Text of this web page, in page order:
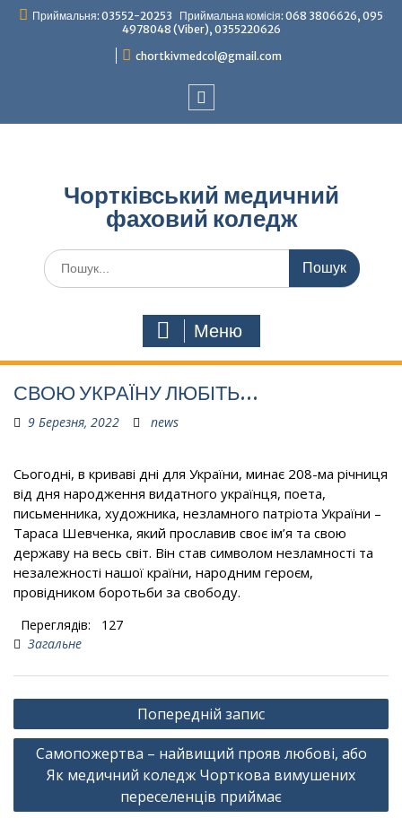
ПерейтиПриймальня: 03552-20253 Приймальна комісія: 068 3806626, 095
4978048 (Viber), 0355220626
chortkivmedcol@gmail.com
Чортківський медичний
фаховий коледж
Шукати:
Меню
СВОЮ УКРАЇНУ ЛЮБІТЬ…
9 Березня, 2022 news
Сьогодні, в криваві дні для України, минає 208-ма річниця
від дня народження видатного українця, поета,
письменника, художника, незламного патріота України –
Тараса Шевченка, який прославив своє ім’я та свою
державу на весь світ. Він став символом незламності та
незалежності нашої країни, народним героєм,
провідником боротьби за свободу.
Переглядів:
127
Загальне
Навігація
записів
Попередній запис
Самопожертва – найвищий прояв любові, або
Як медичний коледж Чорткова вимушених
переселенців приймає